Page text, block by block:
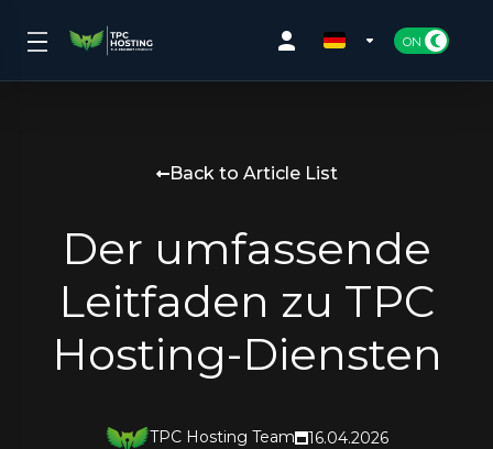
Back to Article List
Der umfassende
Leitfaden zu TPC
Hosting-Diensten
TPC Hosting Team 16.04.2026